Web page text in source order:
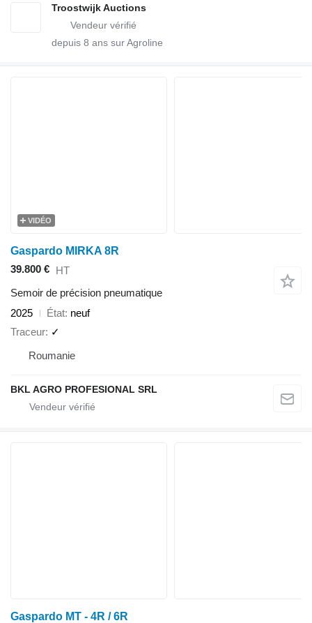
Troostwijk Auctions
depuis 8 ans sur Agroline
VIDÉO
Gaspardo MIRKA 8R
39.800 € HT
Semoir de précision pneumatique
2025
État neuf
Traceur ✓
Roumanie
BKL AGRO PROFESIONAL SRL
Gaspardo MT - 4R / 6R